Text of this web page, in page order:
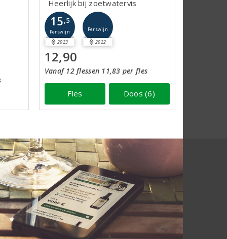
Heerlijk bij zoetwatervis
15,5
Perswijn
2023
Perswijn
2022
12,90
Vanaf 12 flessen 11,83 per fles
Fles Doos (6)